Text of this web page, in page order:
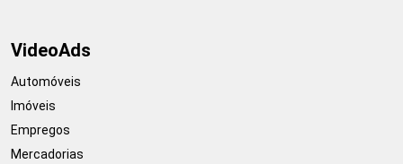
VideoAds
Automóveis
Imóveis
Empregos
Mercadorias